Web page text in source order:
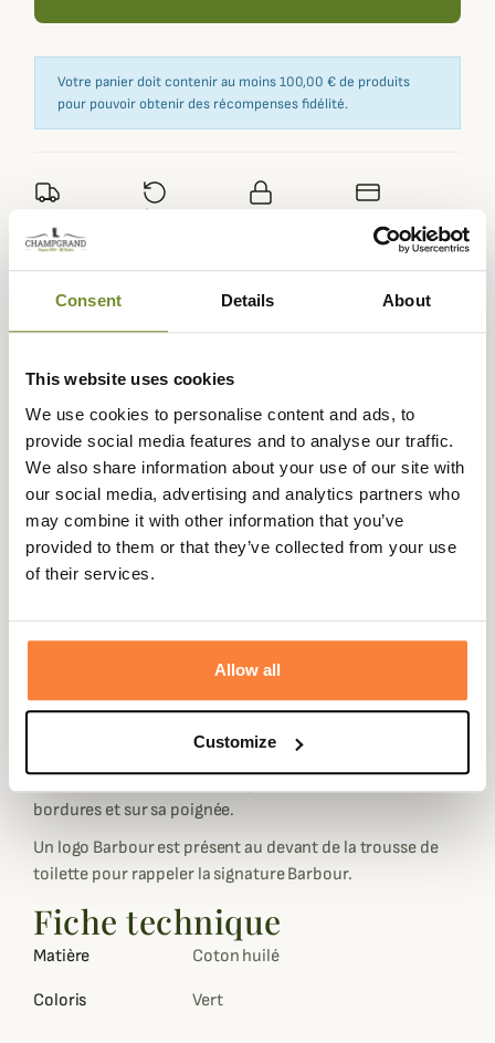
Consent Details About
This website uses cookies
We use cookies to personalise content and ads, to
provide social media features and to analyse our traffic.
We also share information about your use of our site with
our social media, advertising and analytics partners who
may combine it with other information that you’ve
provided to them or that they’ve collected from your use
of their services.
Allow all
Customize
Votre panier doit contenir au moins 100,00 € de produits
pour pouvoir obtenir des récompenses fidélité.
la journée
90 jours
3 fois dès 100
euros
Description
Barbour
vous propose cette trousse de toilette huilée
vert olive authentique de la marque britannique, très
élégante, elle accompagnera durant vos week-ends
d'escapades.
Cette trousse de toilette est en 100 % coton huilé et est
Elle dispose d'une poche zippée sur l'extérieur avant à
anneau griffé Barbour et d'une fermeture principale
place pour y accueillir vos essentiels de salle de bain lors
bordures et sur sa poignée.
Un logo Barbour est présent au devant de la trousse de
toilette pour rappeler la signature Barbour.
Fiche technique
Matière Coton huilé
Coloris Vert